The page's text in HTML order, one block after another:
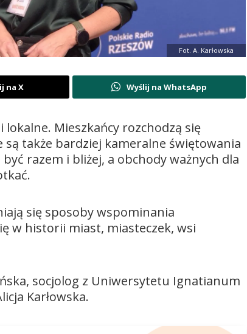
Fot. A. Karłowska
na X Wyślij na WhatsApp
Mieszkańcy rozchodzą się
są także bardziej kameralne świętowania
razem i bliżej, a obchody ważnych dla
się sposoby wspominania
w historii miast, miasteczek, wsi
socjolog z Uniwersytetu Ignatianum
Karłowska.